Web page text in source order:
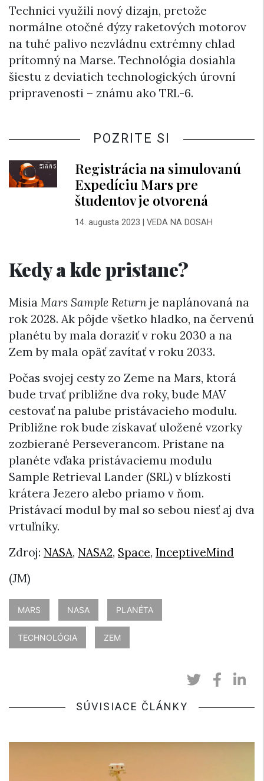
Technici využili nový dizajn, pretože
normálne otočné dýzy raketových motorov
na tuhé palivo nezvládnu extrémny chlad
prítomný na Marse. Technológia dosiahla
šiestu z deviatich technologických úrovní
pripravenosti – známu ako TRL-6.
POZRITE SI
Registrácia na simulovanú
Expedíciu Mars pre
študentov je otvorená
14. augusta 2023 VEDA NA DOSAH
Kedy a kde pristane?
Misia Mars Sample Return je naplánovaná na
rok 2028. Ak pôjde všetko hladko, na červenú
planétu by mala doraziť v roku 2030 a na
Zem by mala opäť zavítať v roku 2033.
Počas svojej cesty zo Zeme na Mars, ktorá
bude trvať približne dva roky, bude MAV
cestovať na palube pristávacieho modulu.
Približne rok bude získavať uložené vzorky
zozbierané Perseverancom. Pristane na
planéte vďaka pristávaciemu modulu
Sample Retrieval Lander (SRL) v blízkosti
krátera Jezero alebo priamo v ňom.
Pristávací modul by mal so sebou niesť aj dva
vrtuľníky.
Zdroj: NASA, NASA2, Space, InceptiveMind
(JM)
MARS NASA PLANÉTA
TECHNOLÓGIA ZEM
SÚVISIACE ČLÁNKY